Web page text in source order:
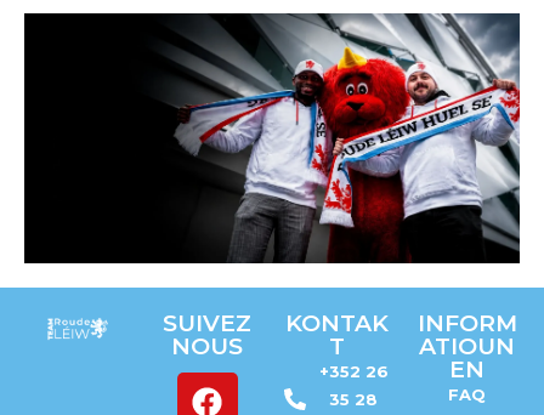
L'ambiancSUIVEZ
NOUS
KONTAK
T
+352 26
35 28
INFORM
ATIOUN
EN
FAQ